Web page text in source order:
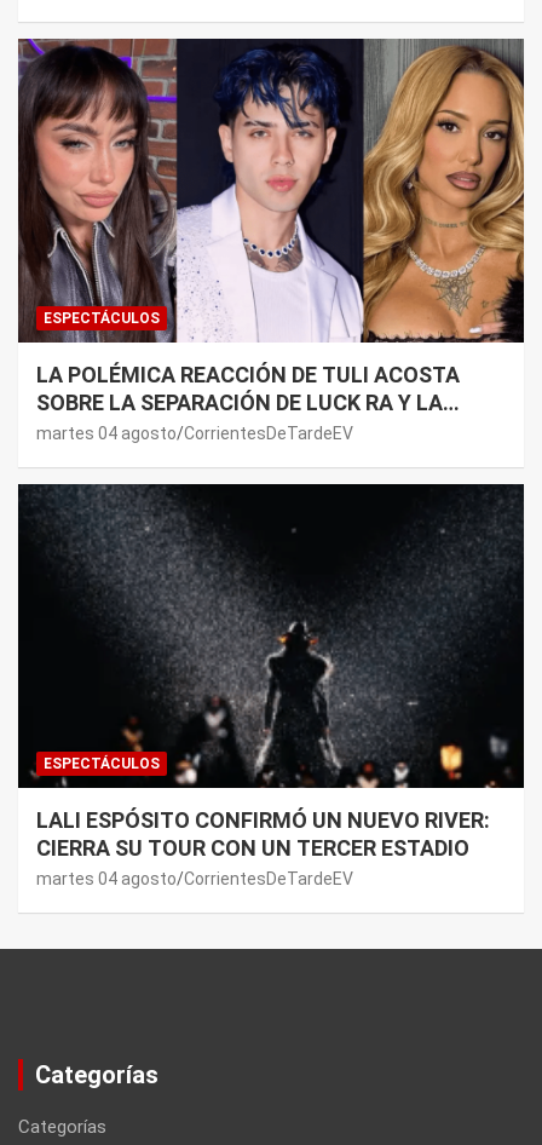
ESPECTÁCULOS
LA POLÉMICA REACCIÓN DE TULI ACOSTA
SOBRE LA SEPARACIÓN DE LUCK RA Y LA
JOAQUI: “¿MI VERDAD?”
martes 04 agosto CorrientesDeTardeEV
ESPECTÁCULOS
LALI ESPÓSITO CONFIRMÓ UN NUEVO RIVER:
CIERRA SU TOUR CON UN TERCER ESTADIO
martes 04 agosto CorrientesDeTardeEV
Categorías
Categorías